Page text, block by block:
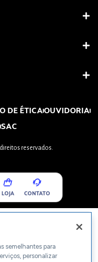
DE ÉTICAOUVIDORIA
SAC
reservados.
LOJA CONTATO
semelhantes para
personalizar